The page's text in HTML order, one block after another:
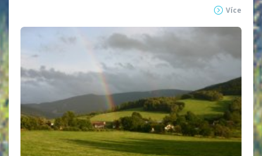
Více